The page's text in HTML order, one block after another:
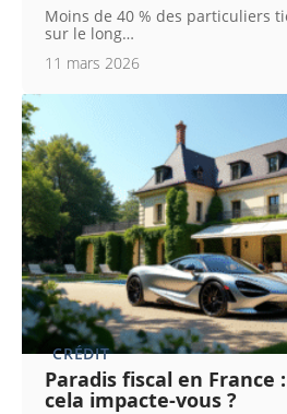
Moins de 40 % des particuliers
sur le long…
11 mars 2026
CRÉDIT
Paradis fiscal en France
cela impacte-vous ?